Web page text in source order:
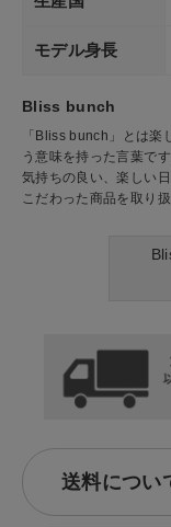
モデル身長
Bliss bunch
「Bliss bunch」とは楽
う意味を持った言葉です
気持ちの良い、楽しい
こだわった商品を取り扱
送料につい